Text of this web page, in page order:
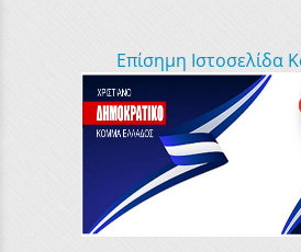
Επίσημη Ιστοσελίδα